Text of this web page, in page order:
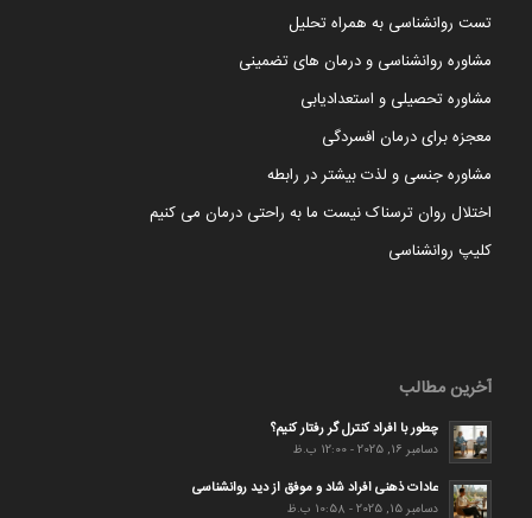
تست روانشناسی به همراه تحلیل
مشاوره روانشناسی و درمان های تضمینی
مشاوره تحصیلی و استعدادیابی
معجزه برای درمان افسردگی
مشاوره جنسی و لذت بیشتر در رابطه
اختلال روان ترسناک نیست ما به راحتی درمان می کنیم
کلیپ روانشناسی
آخرین مطالب
چطور با افراد کنترل گر رفتار کنیم؟
دسامبر 16, 2025 - 12:00 ب.ظ
عادات ذهنی افراد شاد و موفق از دید روانشناسی
دسامبر 15, 2025 - 10:58 ب.ظ